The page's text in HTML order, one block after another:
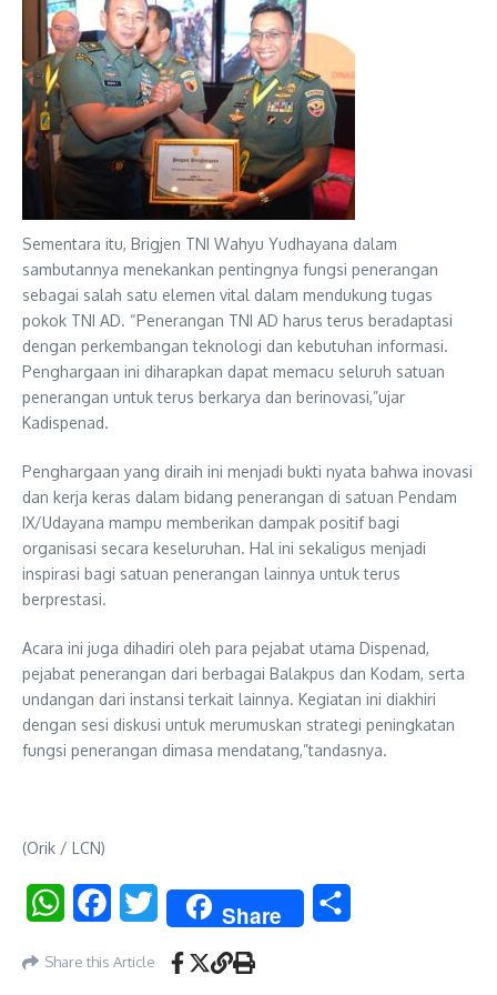
Sementara itu, Brigjen TNI Wahyu Yudhayana dalam
sambutannya menekankan pentingnya fungsi penerangan
sebagai salah satu elemen vital dalam mendukung tugas
pokok TNI AD. “Penerangan TNI AD harus terus beradaptasi
dengan perkembangan teknologi dan kebutuhan informasi.
Penghargaan ini diharapkan dapat memacu seluruh satuan
penerangan untuk terus berkarya dan berinovasi,”ujar
Kadispenad.
Penghargaan yang diraih ini menjadi bukti nyata bahwa inovasi
dan kerja keras dalam bidang penerangan di satuan Pendam
IX/Udayana mampu memberikan dampak positif bagi
organisasi secara keseluruhan. Hal ini sekaligus menjadi
inspirasi bagi satuan penerangan lainnya untuk terus
berprestasi.
Acara ini juga dihadiri oleh para pejabat utama Dispenad,
pejabat penerangan dari berbagai Balakpus dan Kodam, serta
undangan dari instansi terkait lainnya. Kegiatan ini diakhiri
dengan sesi diskusi untuk merumuskan strategi peningkatan
fungsi penerangan dimasa mendatang,”tandasnya.
(Orik / LCN)
WhatsAppFacebookTwitter Share
Share this Article